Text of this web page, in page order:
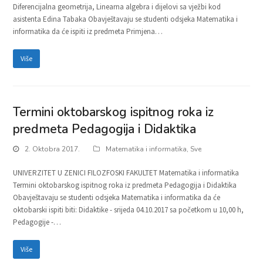
Diferencijalna geometrija, Linearna algebra i dijelovi sa vježbi kod
asistenta Edina Tabaka Obavještavaju se studenti odsjeka Matematika i
informatika da će ispiti iz predmeta Primjena…
Više
Termini oktobarskog ispitnog roka iz
predmeta Pedagogija i Didaktika
2. Oktobra 2017. Matematika i informatika, Sve
UNIVERZITET U ZENICI FILOZFOSKI FAKULTET Matematika i informatika
Termini oktobarskog ispitnog roka iz predmeta Pedagogija i Didaktika
Obavještavaju se studenti odsjeka Matematika i informatika da će
oktobarski ispiti biti: Didaktike - srijeda 04.10.2017 sa početkom u 10,00 h,
Pedagogije -…
Više